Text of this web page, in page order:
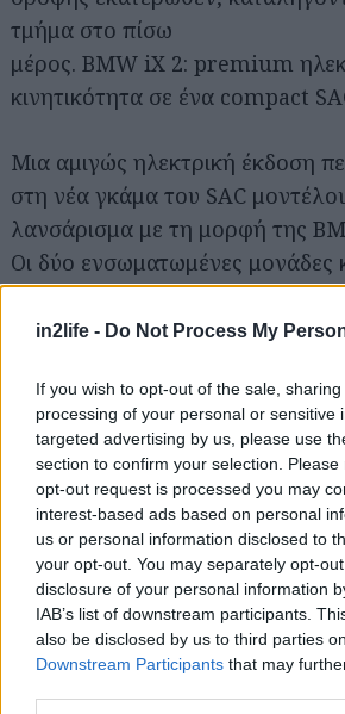
in2life - Do Not Process My
If you wish to opt-out of the sale,
processing of your personal or sensitive
targeted advertising by us, please use
section to confirm your selection.
opt-out request is processed you may
interest-based ads based on personal
us or personal information disclosed to
your opt-out. You may separately opt-
disclosure of your personal information
IAB’s list of downstream participants.
also be disclosed by us to third parties
Downstream Participants that may
τμήμα στο πίσω
μέρος. BMW iX 2: premium
κινητικότητα σε ένα compact
Μια αμιγώς ηλεκτρική έκδοση
στη νέα γκάμα του SAC
λανσάρισμα με τη μορφή της
Οι δύο ενσωματωμένες μονάδες
στον εμπρός άξονα και μία
συνδυαστικά 313 ίππους
Η BMW iX2 xDrive30 έχει
ωρα σε 5,6΄΄ και αναπτύσσει
χλμ./ώρα. Ο συνδυασμός της
της μπαταρίας υψηλής τάσης
της υψηλής αποδοτικότητας
κίνησης εξασφαλίζει αυτονομία
στον κύκλο WLTP.
Η προσαρμοζόμενη ανάκτηση
λειτουργία MAX RANGE